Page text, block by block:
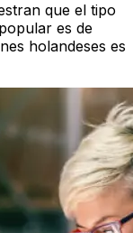
que el tipo
es de
holandeses es